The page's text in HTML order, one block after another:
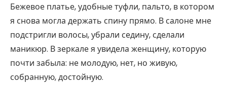
Бежевое платье, удобные туфли, пальто, в котором
я снова могла держать спину прямо. В салоне мне
подстригли волосы, убрали седину, сделали
маникюр. В зеркале я увидела женщину, которую
почти забыла: не молодую, нет, но живую,
собранную, достойную.